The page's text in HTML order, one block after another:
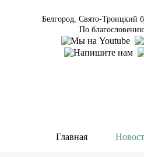
Белгород, Свято-Троицкий
По
Главная